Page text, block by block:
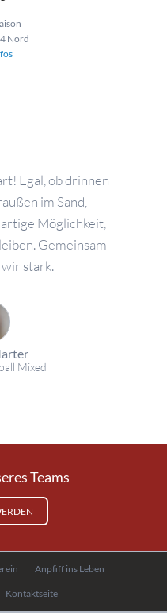
Nord
Egal, ob drinnen
im Sand,
Möglichkeit,
Gemeinsam
wir stark.
Mixed
Teams
Anpfiff ins Leben
Kontaktseite